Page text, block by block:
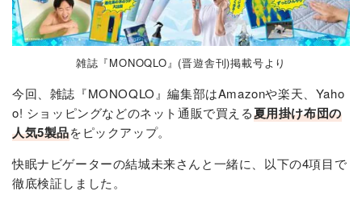
雑誌『MONOQLO』(晋遊舎刊)掲載号より
今回、雑誌『MONOQLO』編集部はAmazonや楽天、Yaho
o! ショッピングなどのネット通販で買える夏用掛け布団の
人気5製品をピックアップ。
快眠ナビゲーターの結城未来さんと一緒に、以下の4項目で
徹底検証しました。